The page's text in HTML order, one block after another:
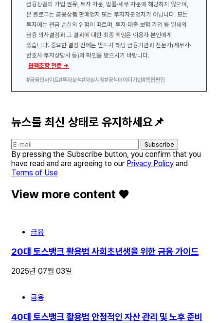
금융상품의 가입 권유, 투자 자문, 법률·세무 자문에 해당하지 않으며,
본 블로그는 금융상품 판매업자 또는 투자자문업자가 아닙니다. 모든
투자에는 원금 손실의 위험이 따르며, 투자·대출·보험 가입 등 일체의
금융 의사결정과 그 결과에 대한 최종 책임은 이용자 본인에게
있습니다. 중요한 결정 전에는 반드시 해당 금융기관과 전문가(세무사·
변호사·투자상담사 등)의 확인을 받으시기 바랍니다.
면책조항 전문 →
#금융인사이트#투자분석#자본시장#공식데이터기반#독립편집
뉴스를 최신 상태로 유지하세요📌
Subscribe
By pressing the Subscribe button, you confirm that you
have read and are agreeing to our Privacy Policy and
Terms of Use
View more content ♥️
금융
20대 토스뱅크 활용법 사회초년생을 위한 금융 가이드
2025년 07월 03일
금융
40대 토스뱅크 활용법 안정적인 자산 관리 및 노후 준비